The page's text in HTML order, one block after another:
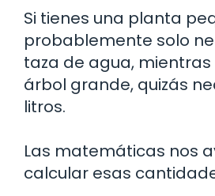
Si tienes una planta
probablemente solo
taza de agua,
árbol grande, quizás
litros.
Las matemáticas nos
calcular esas